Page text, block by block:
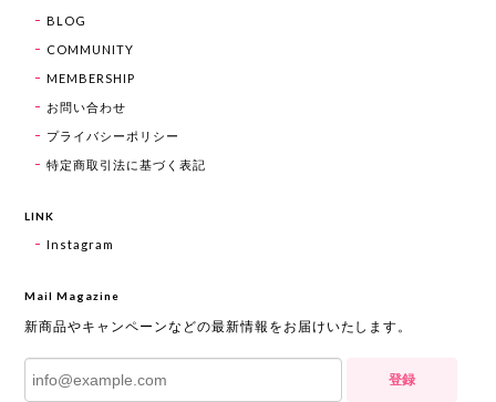
BLOG
COMMUNITY
MEMBERSHIP
お問い合わせ
プライバシーポリシー
特定商取引法に基づく表記
LINK
Instagram
Mail Magazine
新商品やキャンペーンなどの最新情報をお届けいたします。
登録